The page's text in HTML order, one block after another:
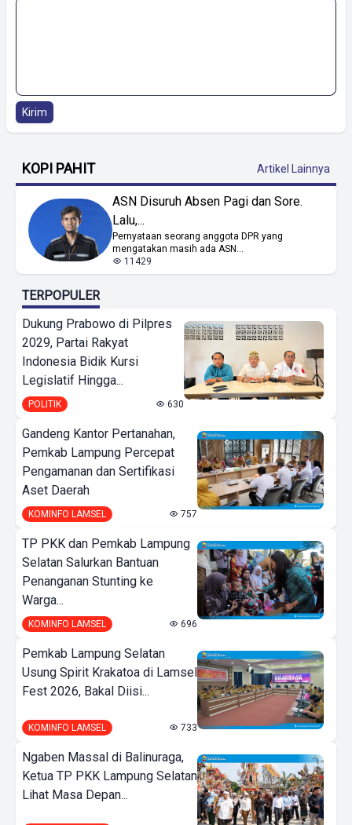
Kirim
KOPI PAHIT Artikel Lainnya
ASN Disuruh Absen Pagi dan Sore.
Lalu,...
Pernyataan seorang anggota DPR yang
mengatakan masih ada ASN...
11429
TERPOPULER
Dukung Prabowo di Pilpres
2029, Partai Rakyat
Indonesia Bidik Kursi
Legislatif Hingga...
POLITIK 630
Gandeng Kantor Pertanahan,
Pemkab Lampung Percepat
Pengamanan dan Sertifikasi
Aset Daerah
KOMINFO LAMSEL 757
TP PKK dan Pemkab Lampung
Selatan Salurkan Bantuan
Penanganan Stunting ke
Warga...
KOMINFO LAMSEL 696
Pemkab Lampung Selatan
Usung Spirit Krakatoa di Lamsel
Fest 2026, Bakal Diisi...
KOMINFO LAMSEL 733
Ngaben Massal di Balinuraga,
Ketua TP PKK Lampung Selatan
Lihat Masa Depan...